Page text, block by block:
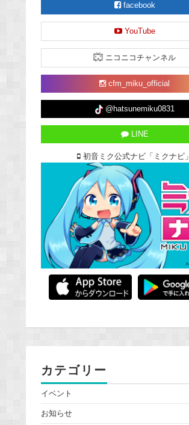
facebook
YouTube
ニコニコチャンネル
cfm_miku_official
@hatsunemiku0831
LINE
初音ミク公式ナビ「ミクナビ」
カテゴリー
イベント
お知らせ